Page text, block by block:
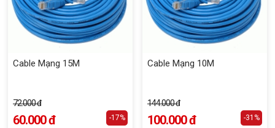
Cable Mạng 15M
72.000 đ
60.000 đ -17%
Cable Mạng 10M
144.000 đ
100.000 đ -31%